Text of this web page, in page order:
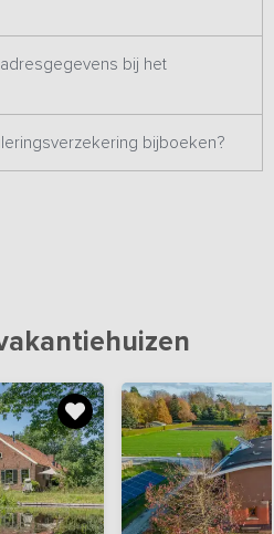
bij het
bijboeken?